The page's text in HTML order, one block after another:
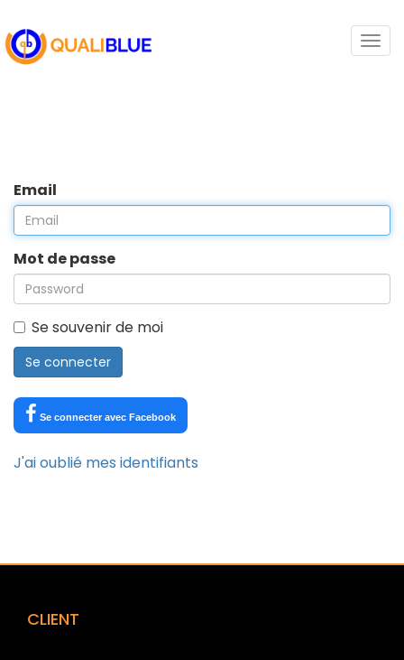
Email
Mot de passe
Se souvenir de moi
Se connecter
Se connecter avec Facebook
J'ai oublié mes identifiants
CLIENT